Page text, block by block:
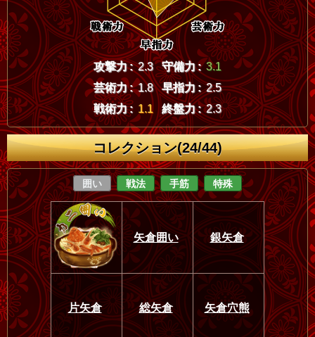
攻撃力 : 2.3 守備力 : 3.1
芸術力 : 1.8 早指力 : 2.5
戦術力 : 1.1 終盤力 : 2.3
コレクション(24/44)
囲い 戦法 手筋 特殊
矢倉囲い 銀矢倉
片矢倉 総矢倉 矢倉穴熊